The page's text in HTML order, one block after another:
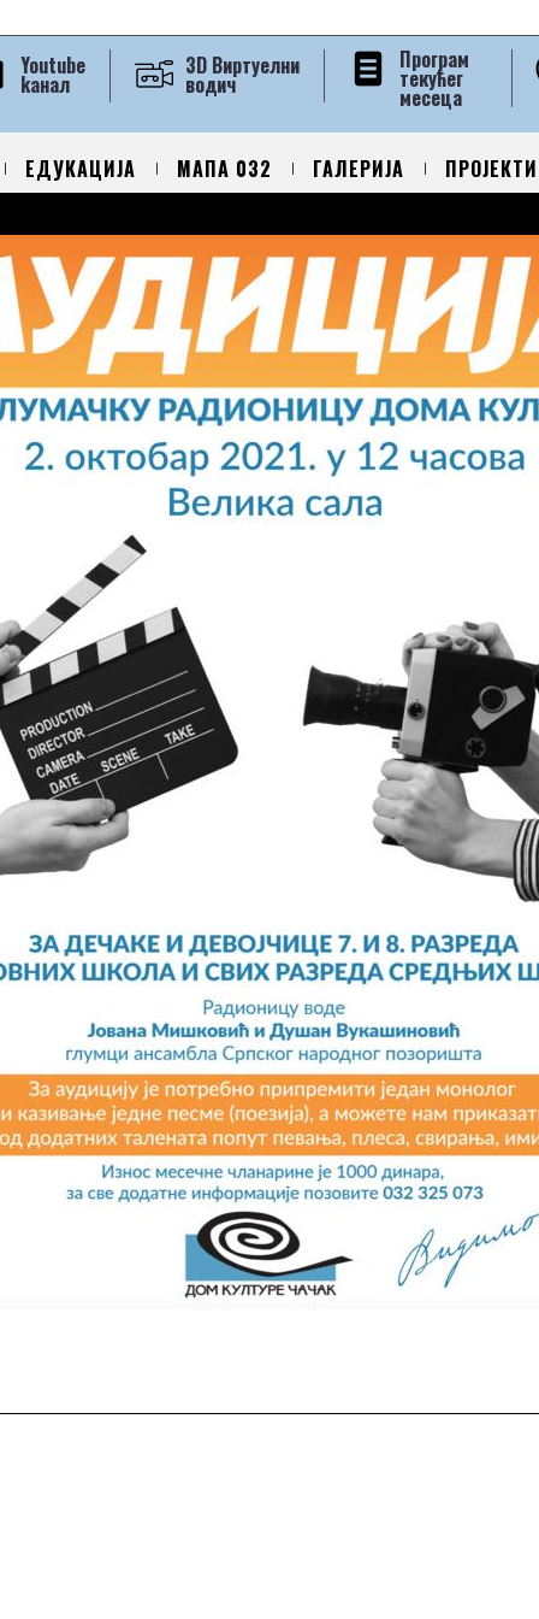
Програм
текућег
месеца
3D Виртуелни
водич
Youtube
kанал
ЕДУКАЦИЈА МАПА 032 ГАЛЕРИЈА ПРОЈЕКТИ